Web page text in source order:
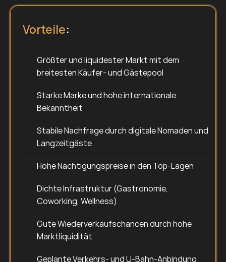
Vorteile:
Größter und liquidester Markt mit dem
breitesten Käufer- und Gästepool
Starke Marke und hohe internationale
Bekanntheit
Stabile Nachfrage durch digitale Nomaden und
Langzeitgäste
Hohe Nächtigungspreise in den Top-Lagen
Dichte Infrastruktur (Gastronomie,
Coworking, Wellness)
Gute Wiederverkaufschancen durch hohe
Marktliquidität
Geplante Verkehrs- und U-Bahn-Anbindung